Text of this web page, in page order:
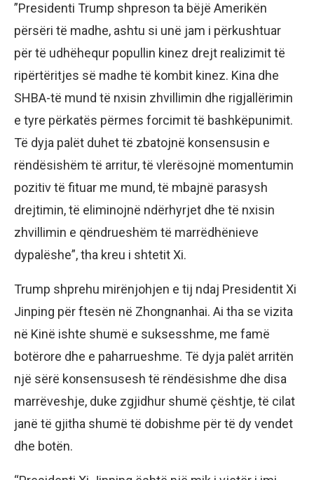
”Presidenti Trump shpreson ta bëjë Amerikën
përsëri të madhe, ashtu si unë jam i përkushtuar
për të udhëhequr popullin kinez drejt realizimit të
ripërtëritjes së madhe të kombit kinez. Kina dhe
SHBA-të mund të nxisin zhvillimin dhe rigjallërimin
e tyre përkatës përmes forcimit të bashkëpunimit.
Të dyja palët duhet të zbatojnë konsensusin e
rëndësishëm të arritur, të vlerësojnë momentumin
pozitiv të fituar me mund, të mbajnë parasysh
drejtimin, të eliminojnë ndërhyrjet dhe të nxisin
zhvillimin e qëndrueshëm të marrëdhënieve
dypalëshe”, tha kreu i shtetit Xi.
Trump shprehu mirënjohjen e tij ndaj Presidentit Xi
Jinping për ftesën në Zhongnanhai. Ai tha se vizita
në Kinë ishte shumë e suksesshme, me famë
botërore dhe e paharrueshme. Të dyja palët arritën
një sërë konsensusesh të rëndësishme dhe disa
marrëveshje, duke zgjidhur shumë çështje, të cilat
janë të gjitha shumë të dobishme për të dy vendet
dhe botën.